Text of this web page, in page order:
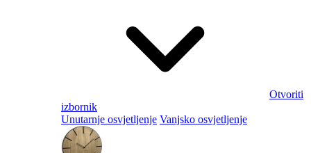
Otvoriti
izbornik
Unutarnje osvjetljenje Vanjsko osvjetljenje